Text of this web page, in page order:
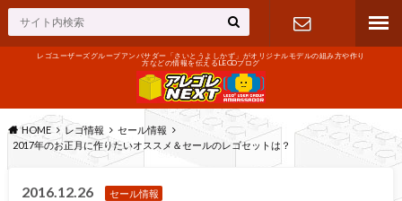
レゴユーザーズグループアンバサダー「さいとうよしかず」がオリジナルモデルの組み方や作り
方などの情報を伝えるLEGOブログ
せ
HOME レゴ情報
セール情報
2017年のお正月に作りたいオススメ＆セールのレゴセットは？
2016.12.26 セール情報